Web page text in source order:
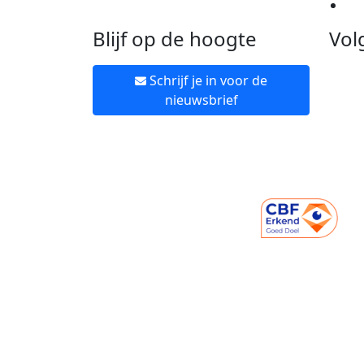
Blijf op de hoogte
Schrijf je in voor de
nieuwsbrief